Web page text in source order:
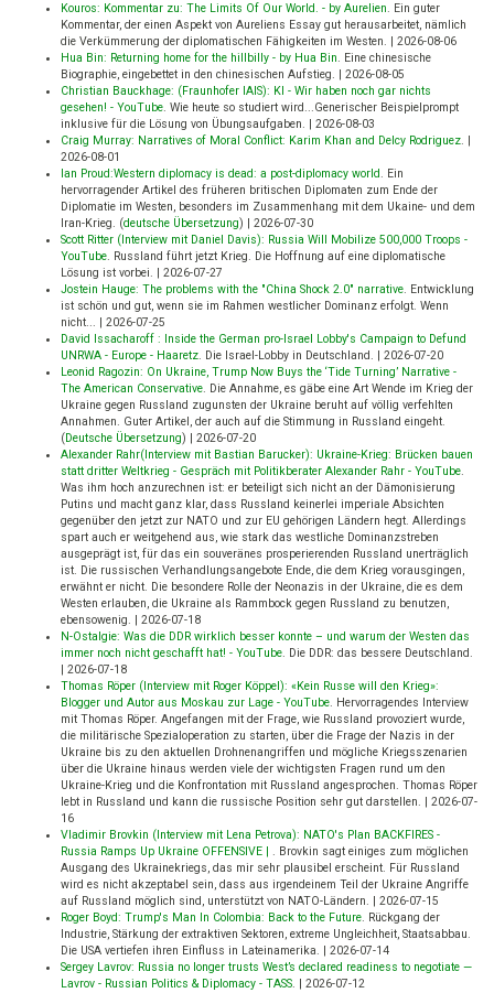
Kouros: Kommentar zu: The Limits Of Our World. - by Aurelien. Ein guter
Kommentar, der einen Aspekt von Aureliens Essay gut herausarbeitet, nämlich
die Verkümmerung der diplomatischen Fähigkeiten im Westen.
2026-08-06
Hua Bin: Returning home for the hillbilly - by Hua Bin. Eine chinesische
Biographie, eingebettet in den chinesischen Aufstieg.
2026-08-05
Christian Bauckhage: (Fraunhofer IAIS): KI - Wir haben noch gar nichts
gesehen! - YouTube. Wie heute so studiert wird...Generischer Beispielprompt
inklusive für die Lösung von Übungsaufgaben.
2026-08-03
Craig Murray: Narratives of Moral Conflict: Karim Khan and Delcy Rodriguez.
2026-08-01
Ian Proud:Western diplomacy is dead: a post-diplomacy world . Ein
hervorragender Artikel des früheren britischen Diplomaten zum Ende der
Diplomatie im Westen, besonders im Zusammenhang mit dem Ukaine- und dem
Iran-Krieg. (deutsche Übersetzung)
2026-07-30
Scott Ritter (Interview mit Daniel Davis): Russia Will Mobilize 500,000 Troops -
YouTube. Russland führt jetzt Krieg. Die Hoffnung auf eine diplomatische
Lösung ist vorbei.
2026-07-27
Jostein Hauge: The problems with the "China Shock 2.0" narrative. Entwicklung
ist schön und gut, wenn sie im Rahmen westlicher Dominanz erfolgt. Wenn
nicht...
2026-07-25
David Issacharoff : Inside the German pro-Israel Lobby's Campaign to Defund
UNRWA - Europe - Haaretz. Die Israel-Lobby in Deutschland.
2026-07-20
Leonid Ragozin: On Ukraine, Trump Now Buys the ‘Tide Turning’ Narrative -
The American Conservative. Die Annahme, es gäbe eine Art Wende im Krieg der
Ukraine gegen Russland zugunsten der Ukraine beruht auf völlig verfehlten
Annahmen. Guter Artikel, der auch auf die Stimmung in Russland eingeht.
(Deutsche Übersetzung)
2026-07-20
Alexander Rahr(Interview mit Bastian Barucker): Ukraine-Krieg: Brücken bauen
statt dritter Weltkrieg - Gespräch mit Politikberater Alexander Rahr - YouTube.
Was ihm hoch anzurechnen ist: er beteiligt sich nicht an der Dämonisierung
Putins und macht ganz klar, dass Russland keinerlei imperiale Absichten
gegenüber den jetzt zur NATO und zur EU gehörigen Ländern hegt. Allerdings
spart auch er weitgehend aus, wie stark das westliche Dominanzstreben
ausgeprägt ist, für das ein souveränes prosperierenden Russland unerträglich
ist. Die russischen Verhandlungsangebote Ende, die dem Krieg vorausgingen,
erwähnt er nicht. Die besondere Rolle der Neonazis in der Ukraine, die es dem
Westen erlauben, die Ukraine als Rammbock gegen Russland zu benutzen,
ebensowenig.
2026-07-18
N-Ostalgie: Was die DDR wirklich besser konnte – und warum der Westen das
immer noch nicht geschafft hat! - YouTube. Die DDR: das bessere Deutschland.
2026-07-18
Thomas Röper (Interview mit Roger Köppel): «Kein Russe will den Krieg»:
Blogger und Autor aus Moskau zur Lage - YouTube. Hervorragendes Interview
mit Thomas Röper. Angefangen mit der Frage, wie Russland provoziert wurde,
die militärische Spezialoperation zu starten, über die Frage der Nazis in der
Ukraine bis zu den aktuellen Drohnenangriffen und mögliche Kriegsszenarien
über die Ukraine hinaus werden viele der wichtigsten Fragen rund um den
Ukraine-Krieg und die Konfrontation mit Russland angesprochen. Thomas Röper
lebt in Russland und kann die russische Position sehr gut darstellen.
2026-07-
16
Vladimir Brovkin (Interview mit Lena Petrova): NATO's Plan BACKFIRES -
Russia Ramps Up Ukraine OFFENSIVE | . Brovkin sagt einiges zum möglichen
Ausgang des Ukrainekriegs, das mir sehr plausibel erscheint. Für Russland
wird es nicht akzeptabel sein, dass aus irgendeinem Teil der Ukraine Angriffe
auf Russland möglich sind, unterstützt von NATO-Ländern.
2026-07-15
Roger Boyd: Trump's Man In Colombia: Back to the Future. Rückgang der
Industrie, Stärkung der extraktiven Sektoren, extreme Ungleichheit, Staatsabbau.
Die USA vertiefen ihren Einfluss in Lateinamerika.
2026-07-14
Sergey Lavrov: Russia no longer trusts West’s declared readiness to negotiate —
Lavrov - Russian Politics & Diplomacy - TASS. 2026-07-12